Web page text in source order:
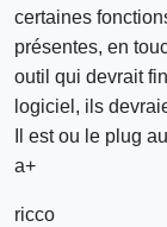
certaines
présentes, en
outil qui devrait
logiciel, ils
Il est ou le plug
a+
ricco